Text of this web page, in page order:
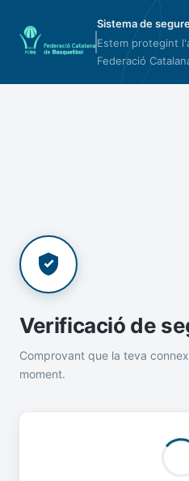
Sistema de
Estem protegint
Federació
Verificació de
Comprovant que la teva
moment.